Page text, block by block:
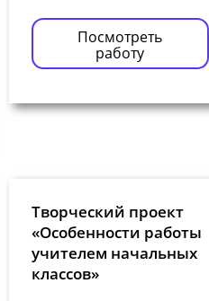
Посмотреть
работу
Творческий проект
«Особенности работы
учителем начальных
классов»